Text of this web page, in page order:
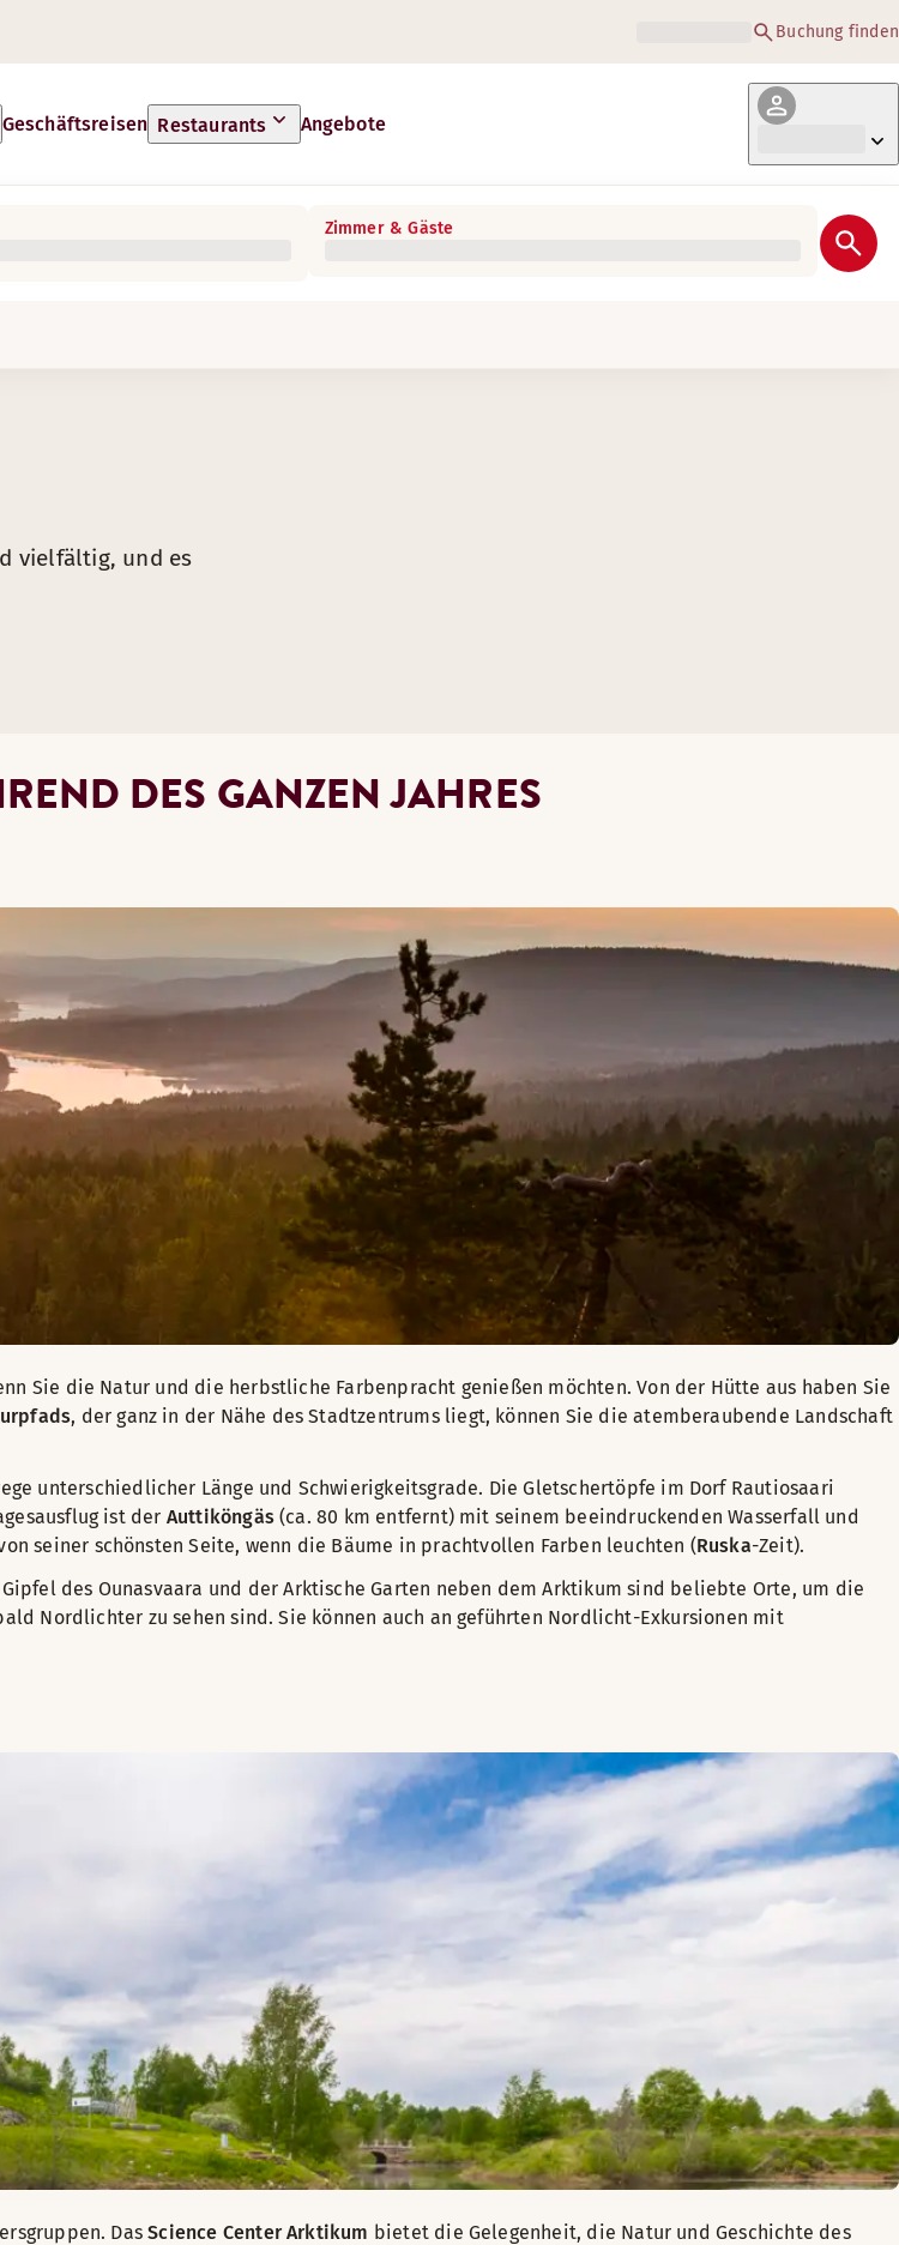
Buchung finden
Geschäftsreisen Restaurants Angebote
Zimmer & Gäste
vielfältig, und es
DES GANZEN JAHRES
Sie die Natur und die herbstliche Farbenpracht genießen möchten. Von der Hütte aus haben Sie
, der ganz in der Nähe des Stadtzentrums liegt, können Sie die atemberaubende Landschaft
unterschiedlicher Länge und Schwierigkeitsgrade. Die Gletschertöpfe im Dorf Rautiosaari
ist der Auttiköngäs(ca. 80 km entfernt) mit seinem beeindruckenden Wasserfall und
seiner schönsten Seite, wenn die Bäume in prachtvollen Farben leuchten (Ruska-Zeit).
des Ounasvaara und der Arktische Garten neben dem Arktikum sind beliebte Orte, um die
Nordlichter zu sehen sind. Sie können auch an geführten Nordlicht-Exkursionen mit
DasScience Center Arktikum bietet die Gelegenheit, die Natur und Geschichte des